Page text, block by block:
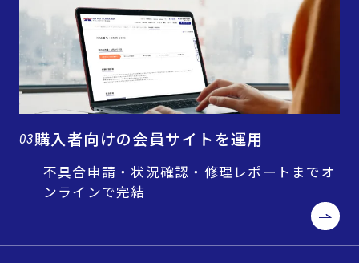
03購入者向けの会員サイトを運用
不具合申請・状況確認・修理レポートまでオ
ンラインで完結